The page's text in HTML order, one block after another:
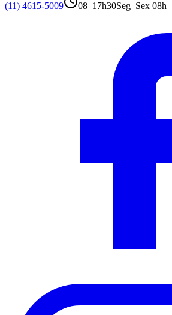
(11) 4615-5009 08–17h30Seg–Sex